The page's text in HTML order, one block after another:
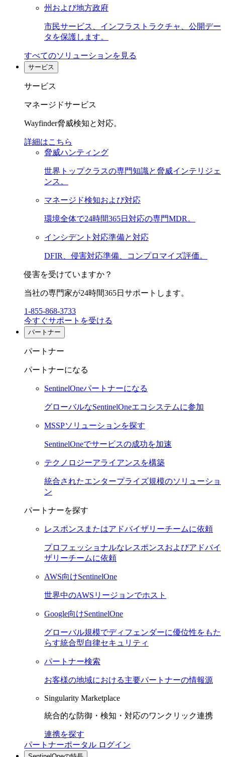
州および地方政府
市民サービス、インフラストラクチャ、公開デー
タを保護します。
すべてのソリューションを見る
サービス
サービス
マネージドサービス
Wayfinder脅威検知と対応。
詳細はこちら
脅威ハンティング
世界トップクラスの専門知識と脅威インテリジェ
ンス。
マネージド検知および対応
環境全体で24時間365日対応の専門MDR。
インシデント対応準備と対応
DFIR、侵害対応準備、コンプロマイズ評価。
侵害を受けていますか？
当社の専門家が24時間365日サポートします。
1-855-868-3733
今すぐサポートを受ける
パートナー
パートナー
パートナーになる
SentinelOneパートナーになる
グローバルなSentinelOneエコシステムに参加
MSSPソリューションを探す
SentinelOneでサービスの成功を加速
テクノロジーアライアンスを構築
統合されたエンタープライズ規模のソリューショ
ン
パートナーを探す
レスポンスまたはアドバイザリーチームに依頼
プロフェッショナルなレスポンスおよびアドバイ
ザリーチームに依頼
AWS向けSentinelOne
世界中のAWSリージョンでホスト
Google向けSentinelOne
グローバル規模でディフェンダーに優位性をもた
らす統合型自律セキュリティ
パートナー検索
お客様の地域における主要パートナーの情報源
Singularity Marketplace
統合的な防御・検知・対応のワンクリック連携
連携を探す
パートナーポータル ログイン